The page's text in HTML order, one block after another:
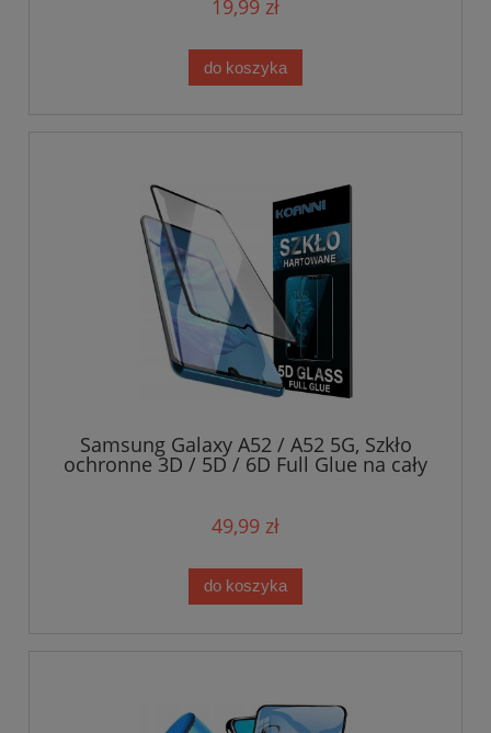
19,99 zł
do koszyka
Samsung Galaxy A52 / A52 5G, Szkło
ochronne 3D / 5D / 6D Full Glue na cały
49,99 zł
do koszyka